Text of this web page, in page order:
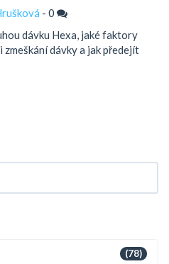
- 0
dávku Hexa, jaké faktory
dávky a jak předejít
(78)